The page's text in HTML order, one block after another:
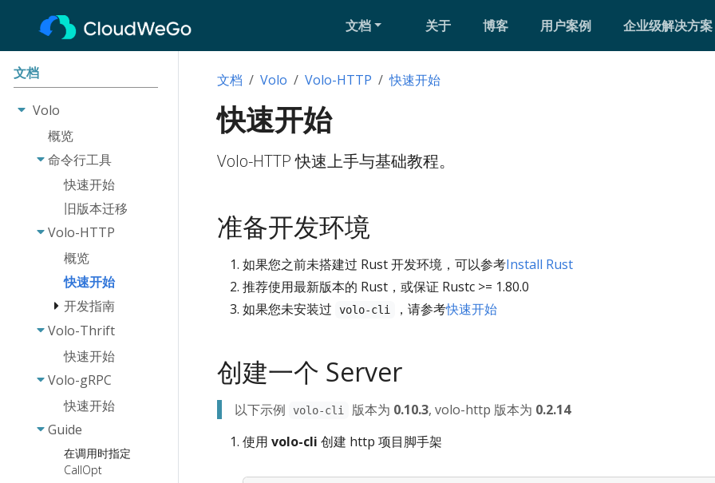
文档 关于 博客 用户案例 企业级解决方案
文档
Volo
概览
命令行工具
快速开始
旧版本迁移
Volo-HTTP
概览
快速开始
开发指南
路由
路由请求
路由响应
Static-FS
中间件
WebSocket
Volo-Thrift
快速开始
Volo-gRPC
快速开始
Guide
在调用时指定
CallOpt
文档 Volo Volo-HTTP 快速开始
快速开始
Volo-HTTP 快速上手与基础教程。
准备开发环境
如果您之前未搭建过 Rust 开发环境，可以参考Install Rust
推荐使用最新版本的 Rust，或保证 Rustc >= 1.80.0
如果您未安装过
volo-cli ，请参考快速开始
创建一个 Server
以下示例 volo-cli 版本为 0.10.3, volo-http 版本为 0.2.14
使用 volo-cli 创建 http 项目脚手架